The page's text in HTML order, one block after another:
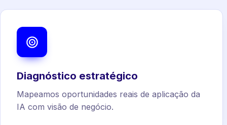
Diagnóstico estratégico
Mapeamos oportunidades reais de aplicação da
IA com visão de negócio.